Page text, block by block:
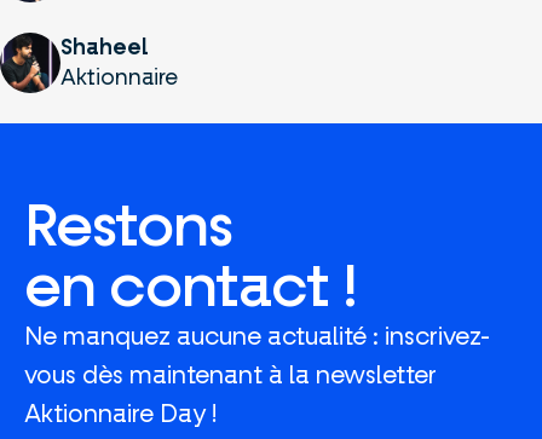
Shaheel
Aktionnaire
Restons
en contact !
Ne manquez aucune actualité : inscrivez-
vous dès maintenant à la newsletter
Aktionnaire Day !